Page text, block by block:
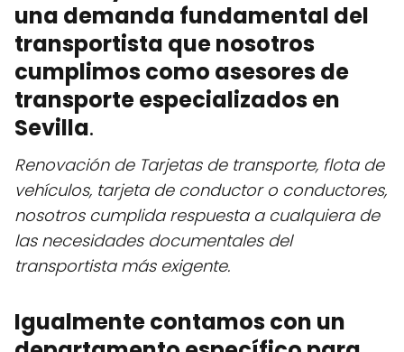
una demanda fundamental del
transportista que nosotros
cumplimos como asesores de
transporte especializados en
Sevilla.
Renovación de Tarjetas de transporte, flota de
vehículos, tarjeta de conductor o conductores,
nosotros cumplida respuesta a cualquiera de
las necesidades documentales del
transportista más exigente.
Igualmente contamos con un